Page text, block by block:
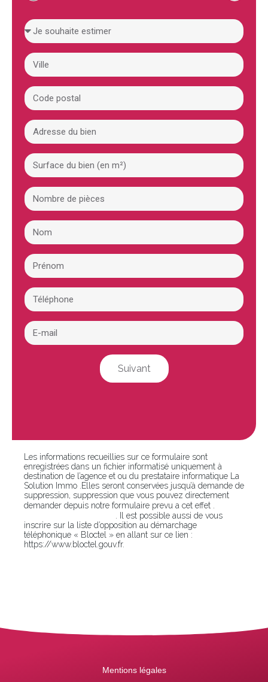
Suivant
Les informations recueillies sur ce formulaire sont
enregistrées dans un fichier informatisé uniquement à
destination de l’agence et ou du prestataire informatique La
Solution Immo .Elles seront conservées jusqu’à demande de
suppression, suppression que vous pouvez directement
demander depuis notre formulaire prevu a cet effet .
. Il est possible aussi de vous
inscrire sur la liste d’opposition au démarchage
téléphonique « Bloctel » en allant sur ce lien :
https://www.bloctel.gouv.fr.
Mentions légales